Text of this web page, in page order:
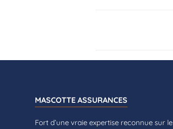
MASCOTTE ASSURANCES
Fort d’une vraie expertise reconnue sur le